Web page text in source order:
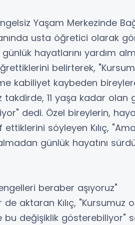
Yaşam Merkezinde
usta öğretici olarak
hayatlarını yardım
belirterek,
kabiliyet kaybeden
takdirde, 11 yaşa kadar olan
dedi. Özel bireylerin,
söyleyen Kılıç,
günlük hayatını
beraber aşıyoruz"
aktaran Kılıç, "Kursumuz
değişiklik gösterebiliyor"